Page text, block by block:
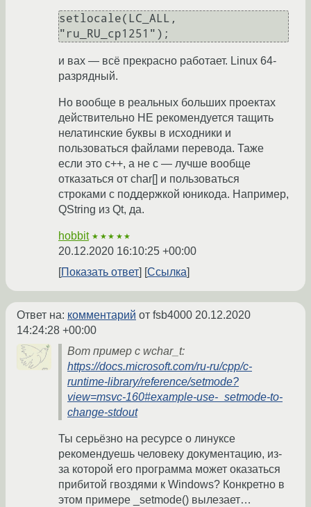
setlocale(LC_ALL,
и вах — всё прекрасно работает. Linux 64-
разрядный.
Но вообще в реальных больших проектах
действительно НЕ рекомендуется тащить
нелатинские буквы в исходники и
пользоваться файлами перевода. Таже
если это c++, а не c — лучше вообще
отказаться от char[] и пользоваться
строками с поддержкой юникода. Например,
QString из Qt, да.
hobbit ★★★★★
20.12.2020 16:10:25 +00:00
Показать ответ
Ссылка
Ответ на: комментарий от fsb4000 20.12.2020
14:24:28 +00:00
Вот пример с wchar_t:
https://docs.microsoft.com/ru-ru/cpp/c-
runtime-library/reference/setmode?
view=msvc-160#example-use-_setmode-to-
change-stdout
Ты серьёзно на ресурсе о линуксе
рекомендуешь человеку документацию, из-
за которой его программа может оказаться
прибитой гвоздями к Windows? Конкретно в
этом примере _setmode() вылезает…